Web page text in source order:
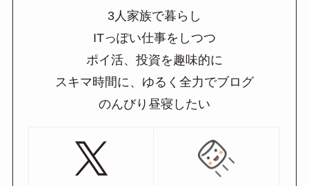
3人家族で暮らし
ITっぽい仕事をしつつ
ポイ活、投資を趣味的に
スキマ時間に、ゆるく全力でブログ
のんびり昼寝したい